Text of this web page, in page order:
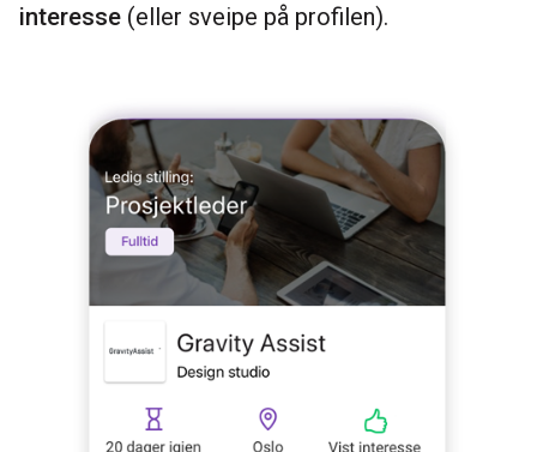
interesse (eller sveipe på profilen).